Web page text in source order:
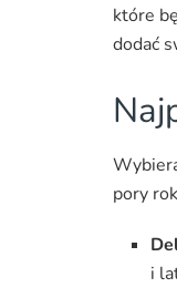
które
dodać
pory
i